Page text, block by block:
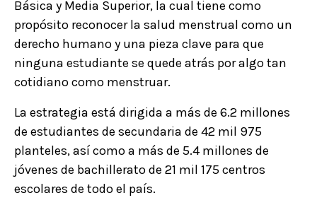
Básica y Media Superior, la cual tiene como
propósito reconocer la salud menstrual como un
derecho humano y una pieza clave para que
ninguna estudiante se quede atrás por algo tan
cotidiano como menstruar.
La estrategia está dirigida a más de 6.2 millones
de estudiantes de secundaria de 42 mil 975
planteles, así como a más de 5.4 millones de
jóvenes de bachillerato de 21 mil 175 centros
escolares de todo el país.